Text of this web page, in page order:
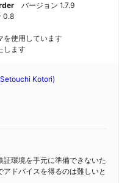
バージョン 1.7.9
0.8
を使用しています
します
Kotori)
環境を手元に準備できないた
ドバイスを得るのは難しいと